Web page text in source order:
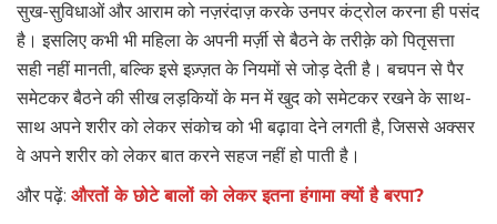
सुख-सुविधाओं और आराम को नज़रंदाज़ करके उनपर कंट्रोल करना ही पसंद
है। इसलिए कभी भी महिला के अपनी मर्ज़ी से बैठने के तरीक़े को पितृसत्ता
सही नहीं मानती, बल्कि इसे इज़्ज़त के नियमों से जोड़ देती है। बचपन से पैर
समेटकर बैठने की सीख लड़कियों के मन में खुद को समेटकर रखने के साथ-
साथ अपने शरीर को लेकर संकोच को भी बढ़ावा देने लगती है, जिससे अक्सर
वे अपने शरीर को लेकर बात करने सहज नहीं हो पाती है।
और पढ़ें: औरतों के छोटे बालों को लेकर इतना हंगामा क्यों है बरपा?